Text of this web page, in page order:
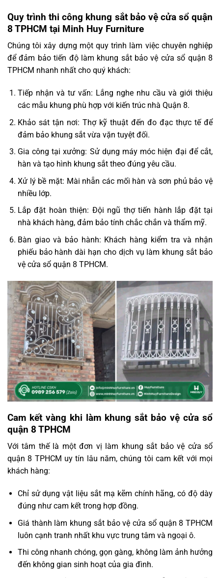
Quy trình thi công khung sắt bảo vệ cửa sổ quận
8 TPHCM tại Minh Huy Furniture
Chúng tôi xây dựng một quy trình làm việc chuyên nghiệp
để đảm bảo tiến độ làm khung sắt bảo vệ cửa sổ quận 8
TPHCM nhanh nhất cho quý khách:
Tiếp nhận và tư vấn: Lắng nghe nhu cầu và giới thiệu
các mẫu khung phù hợp với kiến trúc nhà Quận 8.
Khảo sát tận nơi: Thợ kỹ thuật đến đo đạc thực tế để
đảm bảo khung sắt vừa vặn tuyệt đối.
Gia công tại xưởng: Sử dụng máy móc hiện đại để cắt,
hàn và tạo hình khung sắt theo đúng yêu cầu.
Xử lý bề mặt: Mài nhẵn các mối hàn và sơn phủ bảo vệ
nhiều lớp.
Lắp đặt hoàn thiện: Đội ngũ thợ tiến hành lắp đặt tại
nhà khách hàng, đảm bảo tính chắc chắn và thẩm mỹ.
Bàn giao và bảo hành: Khách hàng kiểm tra và nhận
phiếu bảo hành dài hạn cho dịch vụ làm khung sắt bảo
vệ cửa sổ quận 8 TPHCM.
Cam kết vàng khi làm khung sắt bảo vệ cửa sổ
quận 8 TPHCM
Với tâm thế là một đơn vị làm khung sắt bảo vệ cửa sổ
quận 8 TPHCM uy tín lâu năm, chúng tôi cam kết với mọi
khách hàng:
Chỉ sử dụng vật liệu sắt mạ kẽm chính hãng, có độ dày
đúng như cam kết trong hợp đồng.
Giá thành làm khung sắt bảo vệ cửa sổ quận 8 TPHCM
luôn cạnh tranh nhất khu vực trung tâm và ngoại ô.
Thi công nhanh chóng, gọn gàng, không làm ảnh hưởng
đến không gian sinh hoạt của gia đình.